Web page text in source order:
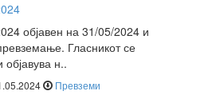
објавен на 31/05/2024 и
Гласникот се
објавува н..
Превземи